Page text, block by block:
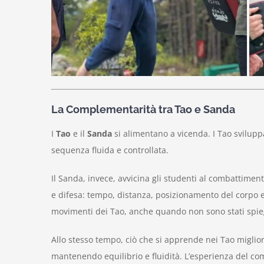
La Complementarità tra Tao e Sanda
I Tao e il Sandasi alimentano a vicenda. I Tao
sequenza fluida e controllata.
Il Sanda, invece, avvicina gli studenti al
e difesa: tempo, distanza, posizionamento del
movimenti dei Tao, anche quando non sono stati
Allo stesso tempo, ciò che si apprende nei Tao
mantenendo equilibrio e fluidità. L’esperienza del